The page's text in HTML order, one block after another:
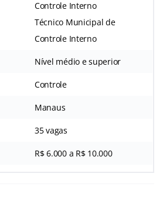
Controle Interno
Técnico Municipal de
Controle Interno
Nível médio e superior
Controle
Manaus
35 vagas
R$ 6.000 a R$ 10.000